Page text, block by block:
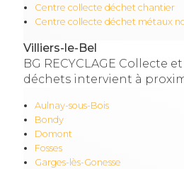
Centre collecte déchet chantier
Centre collecte déchet métaux
Villiers-le-Bel
BG RECYCLAGE Collecte
déchets intervient à
Aulnay-sous-Bois
Bondy
Domont
Fosses
Garges-lès-Gonesse